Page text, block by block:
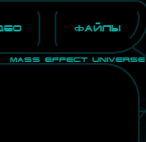
Mass Effect Universe
Файлы